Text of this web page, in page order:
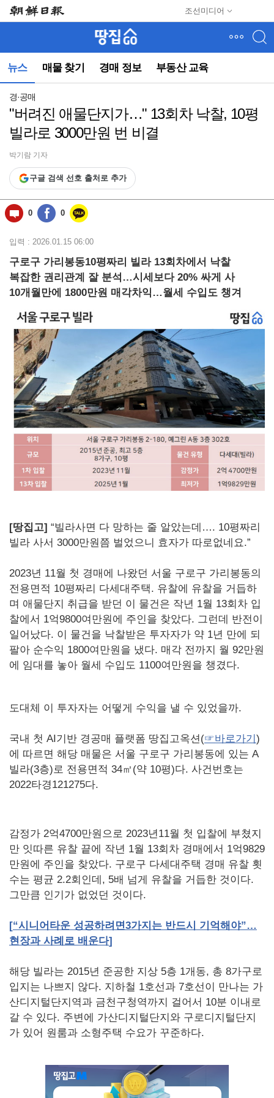
조선미디어
뉴스 매물 찾기 경매 정보 부동산 교육
뉴
(컨
동)
경·공매
"버려진 애물단지가…" 13회차 낙찰, 10평
빌라로 3000만원 번 비결
박기람 기자
구글 검색 선호 출처로 추가
0 0
입력 : 2026.01.15 06:00
구로구 가리봉동10평짜리 빌라 13회차에서 낙찰
복잡한 권리관계 잘 분석…시세보다 20% 싸게 사
10개월만에 1800만원 매각차익…월세 수입도 챙겨
[땅집고] “빌라사면 다 망하는 줄 알았는데…. 10평짜리
빌라 사서 3000만원쯤 벌었으니 효자가 따로없네요.”
2023년 11월 첫 경매에 나왔던 서울 구로구 가리봉동의
전용면적 10평짜리 다세대주택. 유찰에 유찰을 거듭하
며 애물단지 취급을 받던 이 물건은 작년 1월 13회차 입
찰에서 1억9800여만원에 주인을 찾았다. 그런데 반전이
일어났다. 이 물건을 낙찰받은 투자자가 약 1년 만에 되
팔아 순수익 1800여만원을 냈다. 매각 전까지 월 92만원
에 임대를 놓아 월세 수입도 1100여만원을 챙겼다.
도대체 이 투자자는 어떻게 수익을 낼 수 있었을까.
국내 첫 AI기반 경공매 플랫폼 땅집고옥션(☞바로가기)
에 따르면 해당 매물은 서울 구로구 가리봉동에 있는 A
빌라(3층)로 전용면적 34㎡(약 10평)다. 사건번호는
2022타경121275다.
감정가 2억4700만원으로 2023년11월 첫 입찰에 부쳤지
만 잇따른 유찰 끝에 작년 1월 13회차 경매에서 1억9829
만원에 주인을 찾았다. 구로구 다세대주택 경매 유찰 횟
수는 평균 2.2회인데, 5배 넘게 유찰을 거듭한 것이다.
그만큼 인기가 없었던 것이다.
[“시니어타운 성공하려면3가지는 반드시
기억해야”…
현장과 사례로 배운다]
해당 빌라는 2015년 준공한 지상 5층 1개동, 총 8가구로
입지는 나쁘지 않다. 지하철 1호선과 7호선이 만나는 가
산디지털단지역과 금천구청역까지 걸어서 10분 이내로
갈 수 있다. 주변에 가산디지털단지와 구로디지털단지
가 있어 원룸과 소형주택 수요가 꾸준하다.